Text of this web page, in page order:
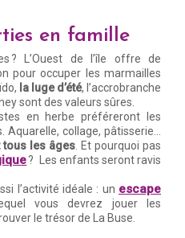
en famille
? L’Ouest de l’île offre de
pour occuper les marmailles
la luge d’été, l’accrobranche
sont des valeurs sûres.
en herbe préféreront les
collage, pâtisserie…
tous les âges . Et pourquoi pas
? Les enfants seront ravis
l’activité idéale : un escape
vous devrez jouer les
le trésor de La Buse.